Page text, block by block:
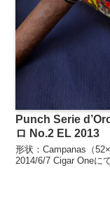
Punch Serie
ロ No.2 EL 2013
形状：Campanas（
2014/6/7 Cigar Oneに